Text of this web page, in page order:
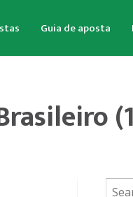
Guia de aposta